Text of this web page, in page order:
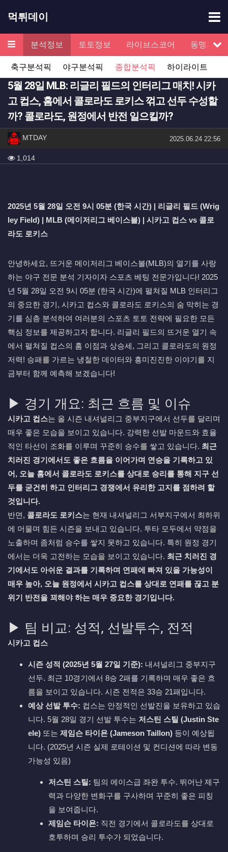
먹튀데이
메뉴
증 분석정보 토토정보 라이브스코어
동맹제휴
축구분석픽
야구분석픽 종합분석픽 하이라이트
5월 28일 MLB: 리글리 필드의 인터리그 매치! 시카
고 컵스, 홈에서 콜로라도 로키스 꺾고 선두 수성할
까? 콜로라도, 원정에서 반전 일으킬까?
작성자 정보
MTDAY작성 작성일
2025.06.24 22:56
컨텐츠 정보
1,014조회
2025년 5월 28일 오전 9시 05분 (한국 시간) | 리글리 필드 (Wrig
ley Field) | MLB (메이저리그 베이스볼) | 시카고 컵스 vs 콜로
라도 로키스
안녕하세요, 뜨거운 메이저리그 베이스볼(MLB)의 열기를 사랑
하는 야구 전문 분석 기자이자 스포츠 베팅 전문가입니다! 2025
년 5월 28일 오전 9시 05분 (한국 시간)에 펼쳐질 MLB 인터리그
의 중요한 경기, 시카고 컵스와 콜로라도 로키스의 숨 막히는 경
기를 심층 분석하여 여러분의 스포츠 토토 전략에 필요한 모든
핵심 정보를 제공하고자 합니다. 리글리 필드의 뜨거운 열기 속
에서 펼쳐질 컵스의 홈 이점과 상승세, 그리고 콜로라도의 원정
저력! 승패를 가르는 냉철한 데이터와 흥미진진한 이야기를 지
금부터 함께 예측해 보겠습니다!
▶ 경기 개요: 최근 흐름 및 이슈
시카고 컵스는 올 시즌 내셔널리그 중부지구에서 선두를 달리며
매우 좋은 모습을 보이고 있습니다. 강력한 선발 마운드와 효율
적인 타선이 조화를 이루며 꾸준히 승수를 쌓고 있습니다. 최근
치러진 경기에서도 좋은 흐름을 이어가며 연승을 기록하고 있
어, 오늘 홈에서 콜로라도 로키스를 상대로 승리를 통해 지구 선
두를 굳건히 하고 인터리그 경쟁에서 유리한 고지를 점하려 할
것입니다.
반면, 콜로라도 로키스는 현재 내셔널리그 서부지구에서 최하위
에 머물며 힘든 시즌을 보내고 있습니다. 투타 모두에서 약점을
노출하며 좀처럼 승수를 쌓지 못하고 있습니다. 특히 원정 경기
에서는 더욱 고전하는 모습을 보이고 있습니다. 최근 치러진 경
기에서도 아쉬운 결과를 기록하며 연패에 빠져 있을 가능성이
매우 높아, 오늘 원정에서 시카고 컵스를 상대로 연패를 끊고 분
위기 반전을 꾀해야 하는 매우 중요한 경기입니다.
▶ 팀 비교: 성적, 선발투수, 전적
시카고 컵스
시즌 성적 (2025년 5월 27일 기준): 내셔널리그 중부지구
선두. 최근 10경기에서 8승 2패를 기록하며 매우 좋은 흐
름을 보이고 있습니다. 시즌 전적은 33승 21패입니다.
예상 선발 투수: 컵스는 안정적인 선발진을 보유하고 있습
니다. 5월 28일 경기 선발 투수는 저스틴 스틸 (Justin Ste
ele) 또는 제임슨 타이욘 (Jameson Taillon) 등이 예상됩
니다. (2025년 시즌 실제 로테이션 및 컨디션에 따라 변동
가능성 있음)
저스틴 스틸: 팀의 에이스급 좌완 투수. 뛰어난 제구
력과 다양한 변화구를 구사하며 꾸준히 좋은 피칭
을 보여줍니다.
제임슨 타이욘: 직전 경기에서 콜로라도를 상대로
호투하며 승리 투수가 되었습니다.